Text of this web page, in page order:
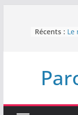
Récents : Le